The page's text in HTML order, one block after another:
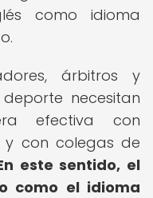
como idioma
árbitros y
necesitan
efectiva con
y con colegas de
este sentido, el
como el idioma